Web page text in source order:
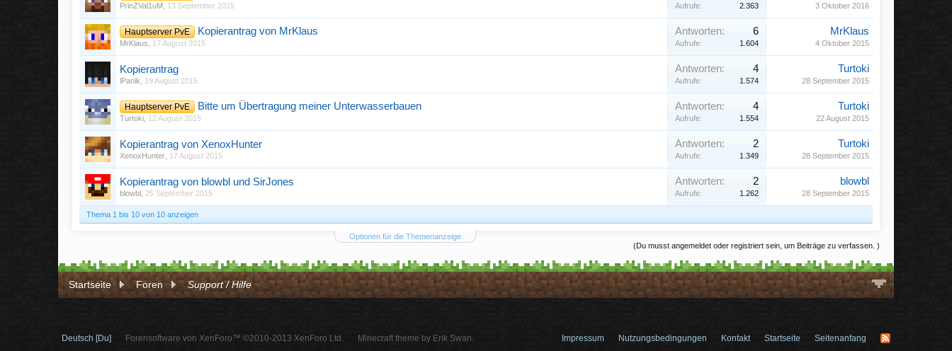
PrinZVal1uM 13 September 2015 Aufrufe: 2.363 3 Oktober 2016
Hauptserver PvE Kopierantrag von MrKlaus
MrKlaus 17 August 2015
Antworten: 6
Aufrufe: 1.604
MrKlaus
4 Oktober 2015
Kopierantrag
lPanik 19 August 2015
Antworten: 4
Aufrufe: 1.574
Turtoki
28 September 2015
Hauptserver PvE Bitte um Übertragung meiner Unterwasserbauen
Turtoki 12 August 2015
Antworten: 4
Aufrufe: 1.554
Turtoki
22 August 2015
Kopierantrag von XenoxHunter
XenoxHunter 17 August 2015
Antworten: 2
Aufrufe: 1.349
Turtoki
28 September 2015
Kopierantrag von blowbl und SirJones
blowbl 25 September 2015
Antworten: 2
Aufrufe: 1.262
blowbl
28 September 2015
Thema 1 bis 10 von 10 anzeigen
Optionen für die Themenanzeige
(Du musst angemeldet oder registriert sein, um Beiträge zu verfassen. )
Startseite Foren Support / Hilfe
Deutsch [Du]
Forensoftware von XenForo™ ©2010-2013 XenForo Ltd.
Minecraft theme by Erik Swan. Impressum Nutzungsbedingungen Kontakt Startseite Seitenanfang